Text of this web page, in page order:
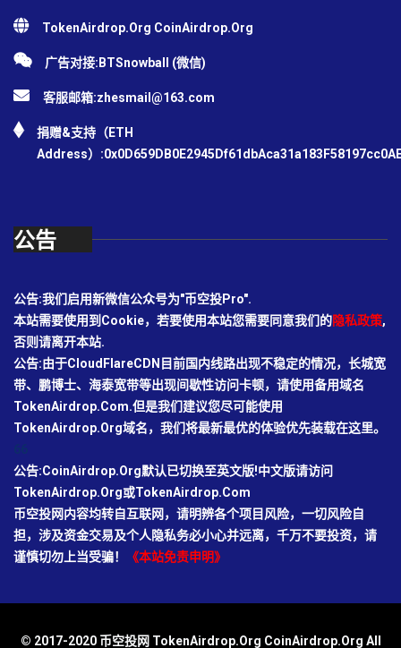
TokenAirdrop.Org CoinAirdrop.Org
广告对接:BTSnowball (微信)
客服邮箱:zhesmail@163.com
捐赠&支持（ETH
Address）
公告
公告:我们启用新微信公众号为"币空投Pro".
本站需要使用到Cookie，若要使用本站您需要同意我们的隐私政策,
否则请离开本站.
公告:由于CloudFlareCDN目前国内线路出现不稳定的情况，长城宽
带、鹏博士、海泰宽带等出现间歇性访问卡顿，请使用备用域名
TokenAirdrop.Com.但是我们建议您尽可能使用
TokenAirdrop.Org域名，我们将最新最优的体验优先装载在这里。
公告:CoinAirdrop.Org默认已切换至英文版!中文版请访问
TokenAirdrop.Org或TokenAirdrop.Com
币空投网内容均转自互联网，请明辨各个项目风险，一切风险自
担，涉及资金交易及个人隐私务必小心并远离，千万不要投资，请
谨慎切勿上当受骗！
《本站免责申明》
© 2017-2020 币空投网 TokenAirdrop.Org CoinAirdrop.Org All